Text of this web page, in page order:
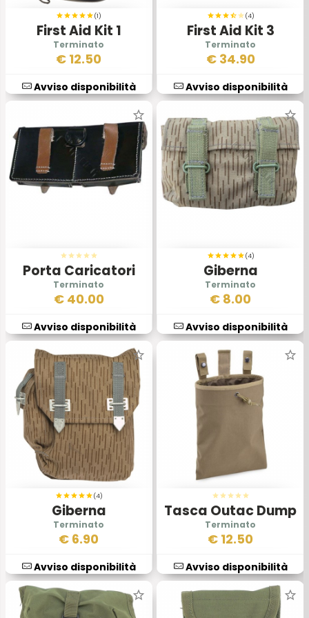
(1)
First Aid Kit 1
€ 12.50
Avviso disponibilità
(4)
First Aid Kit 3
Vegetato
€ 34.90
Avviso disponibilità
Porta Caricatori
€ 40.00
Avviso disponibilità
(4)
Giberna
Portagranata
€ 8.00
Avviso disponibilità
(4)
Giberna
Portacaricatori Ak
€ 6.90
Avviso disponibilità
Tasca Outac Dump
Coyote
€ 12.50
Avviso disponibilità